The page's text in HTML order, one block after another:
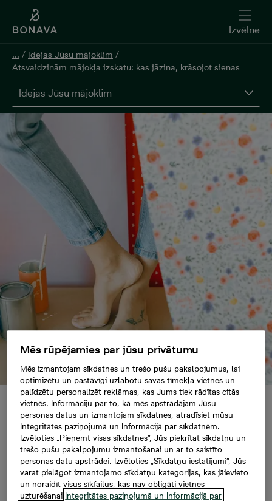
Izvēlne
... / Idejas Jūsu mājoklim /
Atsvaidzinām mājokļa izskatu: kas jāzina, krāsojot sienas
Idejas Jūsu mājoklim
Atsvaidzinām mājokļa
izskatu: kas jāzina,
krāsojot sienas
Mēs rūpējamies par jūsu privātumu
Mēs izmantojam sīkdatnes un trešo pušu pakalpojumus, lai
optimizētu un pastāvīgi uzlabotu savas tīmekļa vietnes un
palīdzētu personalizēt reklāmas, kas Jums tiek rādītas citās
vietnēs. Informāciju par to, kā mēs apstrādājam Jūsu
personas datus un izmantojam sīkdatnes, atradīsiet mūsu
Integritātes paziņojumā un Informācijā par sīkdatnēm.
Izvēloties „Pieņemt visas sīkdatnes”, Jūs piekrītat sīkdatņu un
trešo pušu pakalpojumu izmantošanai un ar to saistīto
personas datu apstrādei. Izvēloties „Sīkdatņu iestatījumi”, Jūs
varat pielāgot izmantojamo sīkdatņu kategorijas, kas jāievieto
un noraidīt visus sīkfailus, kas nav obligāti vietnes
uzturēšanai.Integritātes paziņojumā un Informācijā par